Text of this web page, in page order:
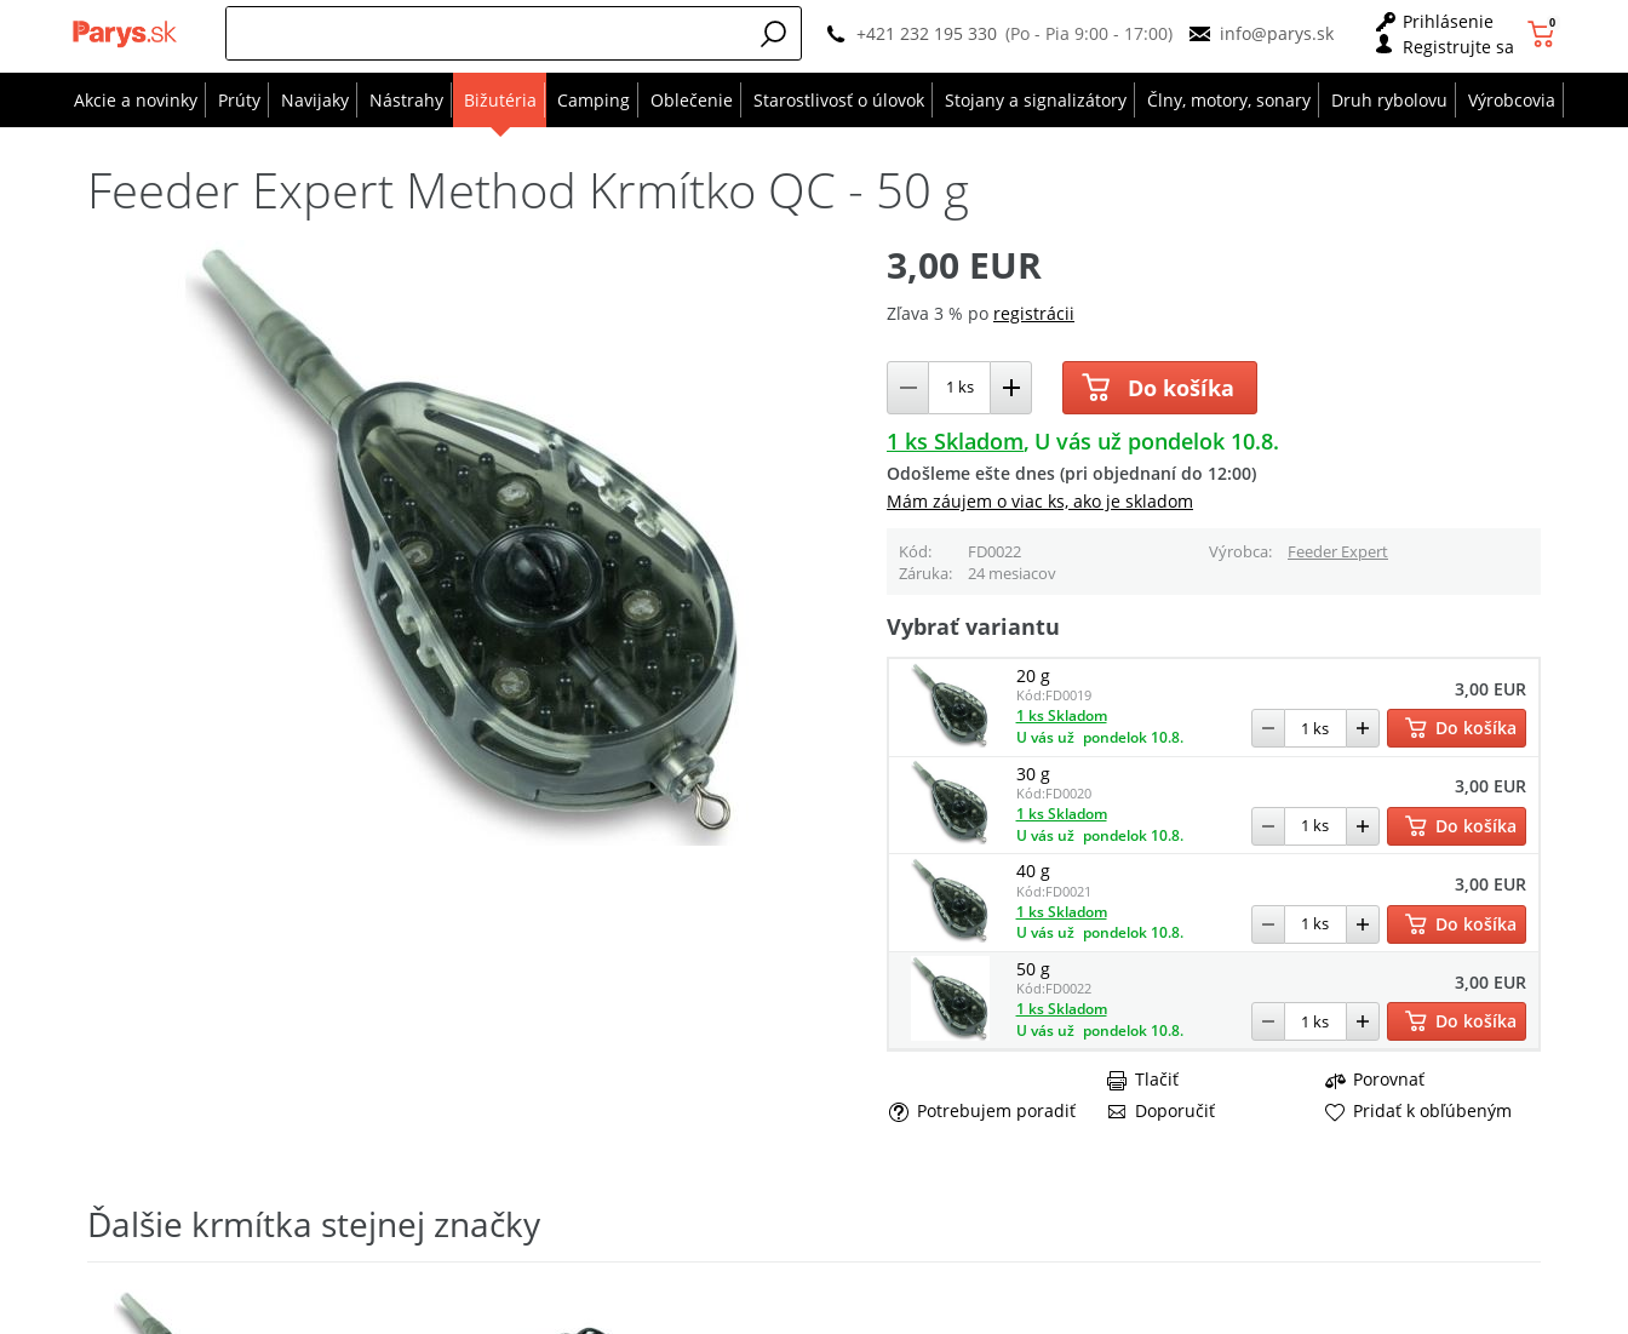
+421 232 195 330 (Po - Pia 9:00 - 17:00) info@parys.sk
Prihlásenie
Registrujte sa
0
Akcie a novinky Prúty Navijaky Nástrahy Bižutéria Camping Oblečenie Starostlivosť o úlovok Stojany a signalizátory Člny, motory, sonary Druh rybolovu Výrobcovia
Feeder Expert Method Krmítko QC - 50 g
3,00 EUR
Zľava 3 % po registrácii
Do košíka
1 ks Skladom U vás už pondelok 10.8.
Odošleme ešte dnes (pri objednaní do 12:00)
Mám záujem o viac ks, ako je skladom
Kód FD0022 Výrobca
Feeder Expert
Záruka
24 mesiacov
Vybrať variantu
20 g
Kód:FD0019 3,00 EUR
1 ks Skladom
U vás už pondelok 10.8.
Do košíka
30 g
Kód:FD0020 3,00 EUR
1 ks Skladom
U vás už pondelok 10.8.
Do košíka
40 g
Kód:FD0021 3,00 EUR
1 ks Skladom
U vás už pondelok 10.8.
Do košíka
50 g
Kód:FD0022 3,00 EUR
1 ks Skladom
U vás už pondelok 10.8. Do košíka
Porovnať
Potrebujem poradiť
Doporučiť
Tlačiť
Pridať k obľúbeným
Ďalšie krmítka stejnej značky